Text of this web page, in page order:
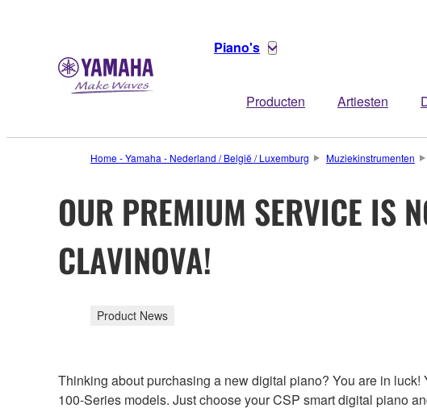
Piano's
Producten Artiesten
Home - Yamaha - Nederland / België / Luxemburg Muziekinstrumenten
OUR PREMIUM SERVICE IS
CLAVINOVA!
Product News
Thinking about purchasing a new digital piano? You are in
100-Series models. Just choose your CSP smart digital piano